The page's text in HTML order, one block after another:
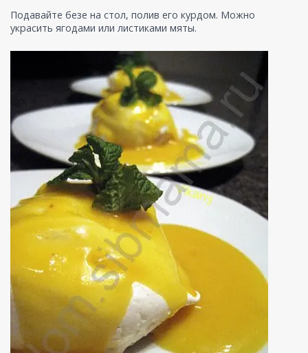
Подавайте безе на стол, полив его курдом. Можно
украсить ягодами или листиками мяты.